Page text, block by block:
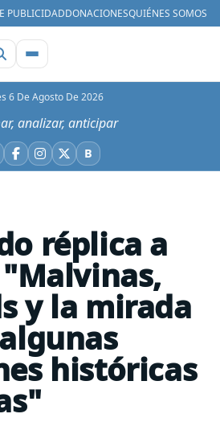
PUBLICIDADDONACIONESQUIÉNES SOMOS
6 De Agosto De 2026
analizar, anticipar
Facebook
Instagram
X BBluesky
réplica a
y la mirada
históricas